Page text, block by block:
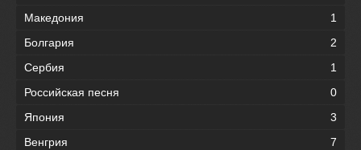
Македония
1
Болгария
2
Сербия
1
Российская песня
0
Япония
3
Венгрия
7